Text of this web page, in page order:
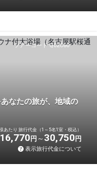
ツアーコード Q02C60
なたの旅が、地域の
あたり 旅行代金（1～5名1室・税込）
16,770 円 30,750 円
表示旅行代金について